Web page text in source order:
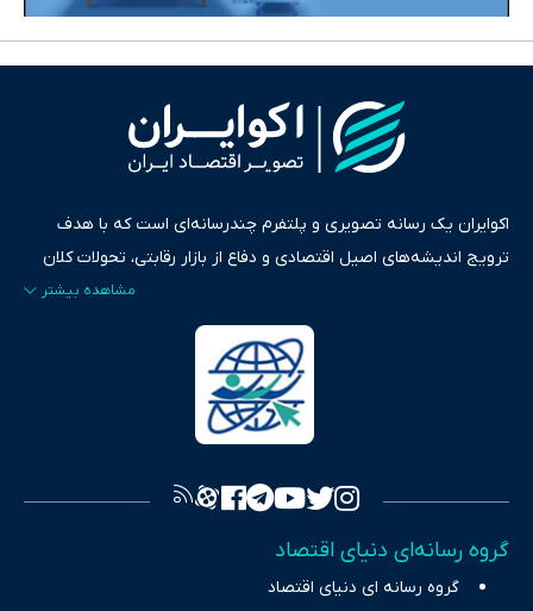
اکوایران یک رسانه تصویری و پلتفرم چندرسانه‌ای است که با هدف
ترویج اندیشه‌های اصیل اقتصادی و دفاع از بازار رقابتی، تحولات کلان
ایران و جهان را در قالب‌های ویدیو، پادکست، متن و گزارش‌های تحلیلی
پایش می‌کند. این رسانه به عنوان منبعی دقیق و قابل اعتماد، فراتر از
اطلاع‌رسانی صرف، به تبیین سیاست‌ها و کارکردهای بازارهای مالی،
سرمایه‌گذاری، تجارت و حوزه‌های نوظهور می‌پردازد. اکوایران با پایبندی
به اصول «انصاف، امانت و صداقت»، بستری برای انعکاس آراء متنوع
تصویری شفاف از واقعیت‌های اقتصادی ارائه دهد. ما در اکوایران با
چالش‌های فقر و بیکاری را جست‌وجو کرده و در کنار تحلیل آمارها،
نیازهای خبری مخاطبان در حوزه‌های اثرگذار بر اقتصاد را با رویکردی
گروه رسانه‌ای دنیای اقتصاد
گروه رسانه ای دنیای اقتصاد